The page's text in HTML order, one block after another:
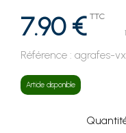
7.90 € TTC
Référence : agrafes-
Article disponible